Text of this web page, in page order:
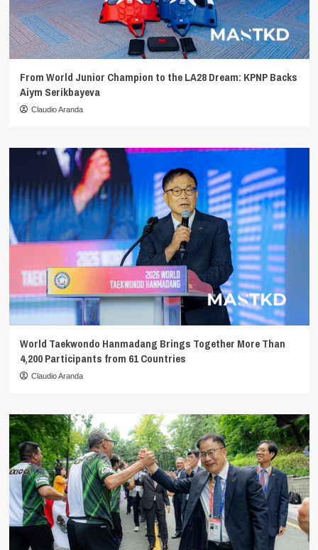
From World Junior Champion to the LA28 Dream: KPNP Backs
Aiym Serikbayeva
Claudio Aranda
World Taekwondo Hanmadang Brings Together More Than
4,200 Participants from 61 Countries
Claudio Aranda